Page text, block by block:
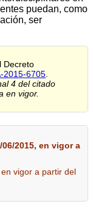
puedan, como
ser
Decreto
2015-6705.
4 del citado
en vigor.
2015, en vigor a
vigor a partir del